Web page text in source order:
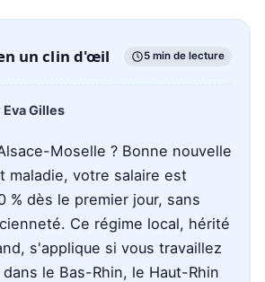
un clin d'œil 5 min de lecture
Eva Gilles
Moselle ? Bonne nouvelle
maladie, votre salaire est
% dès le premier jour, sans
Ce régime local, hérité
s'applique si vous travaillez
le Bas-Rhin, le Haut-Rhin